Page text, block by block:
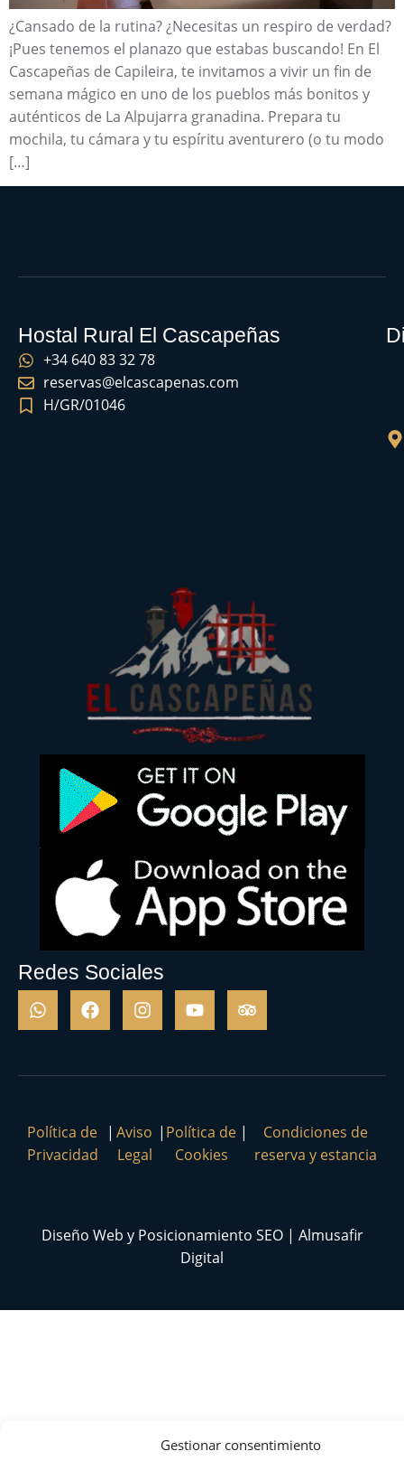
Gestionar consentimiento
¿Cansado de la rutina? ¿Necesitas un respiro de verdad?
¡Pues tenemos el planazo que estabas buscando! En El
Cascapeñas de Capileira, te invitamos a vivir un fin de
semana mágico en uno de los pueblos más bonitos y
auténticos de La Alpujarra granadina. Prepara tu
mochila, tu cámara y tu espíritu aventurero (o tu modo
[…]
Hostal Rural El Cascapeñas
+34 640 83 32 78
reservas@elcascapenas.com
H/GR/01046
Redes Sociales
Política de
Privacidad
| Aviso
Legal
| Política de
Cookies
|
Condiciones de
reserva y estancia
Diseño Web y Posicionamiento SEO | Almusafir
Digital